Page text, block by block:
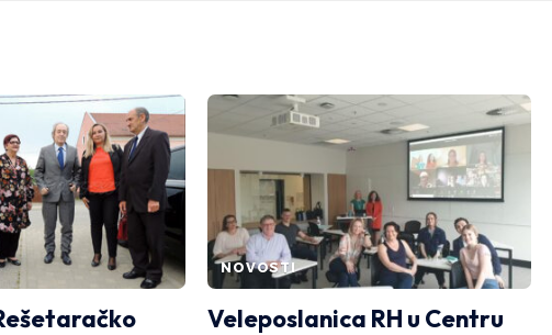
NOVOSTI
Veleposlanica RH u Centru